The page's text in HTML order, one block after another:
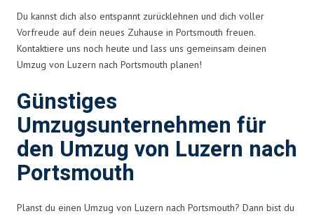
Du kannst dich also entspannt zurücklehnen und dich voller
Vorfreude auf dein neues Zuhause in Portsmouth freuen.
Kontaktiere uns noch heute und lass uns gemeinsam deinen
Umzug von Luzern nach Portsmouth planen!
Günstiges
Umzugsunternehmen für
den Umzug von Luzern nach
Portsmouth
Planst du einen Umzug von Luzern nach Portsmouth? Dann bist du